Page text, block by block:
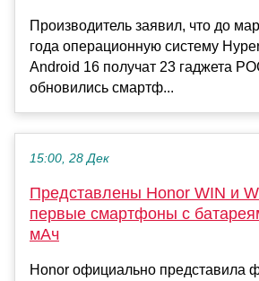
Производитель заявил, что до
года операционную систему
Android 16 получат 23 гаджета
обновились смартф...
15:00, 28 Дек
Представлены Honor WIN и
первые смартфоны с
мАч
Honor официально представила